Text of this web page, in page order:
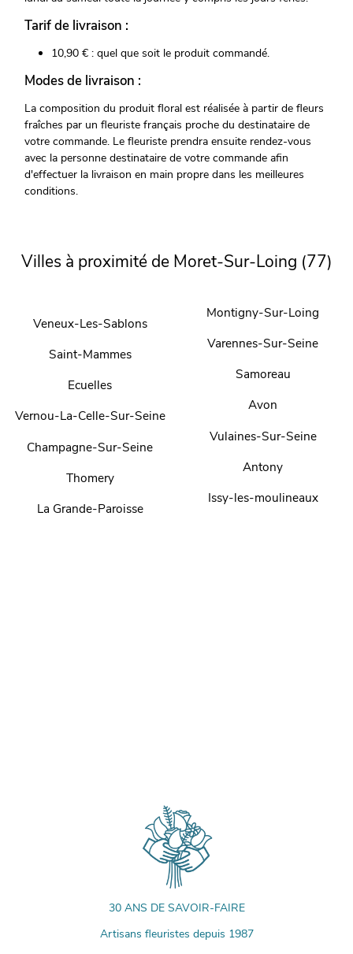
Tarif de livraison :
10,90 € : quel que soit le produit commandé.
Modes de livraison :
La composition du produit floral est réalisée à partir de fleurs
fraîches par un fleuriste français proche du destinataire de
votre commande. Le fleuriste prendra ensuite rendez-vous
avec la personne destinataire de votre commande afin
d'effectuer la livraison en main propre dans les meilleures
conditions.
Villes à proximité de Moret-Sur-Loing (77)
Veneux-Les-Sablons
Saint-Mammes
Ecuelles
Vernou-La-Celle-Sur-Seine
Champagne-Sur-Seine
Thomery
La Grande-Paroisse
Montigny-Sur-Loing
Varennes-Sur-Seine
Samoreau
Avon
Vulaines-Sur-Seine
Antony
Issy-les-moulineaux
30 ANS DE SAVOIR-FAIRE
Artisans fleuristes depuis 1987